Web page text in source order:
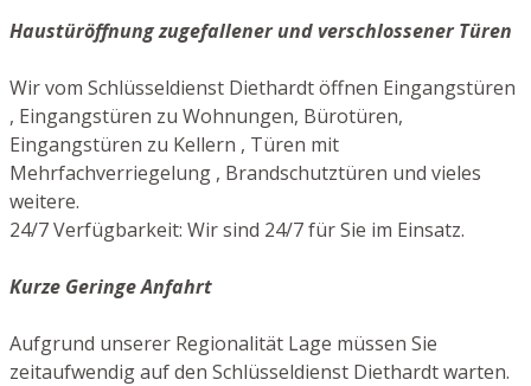
Haustüröffnung zugefallener und verschlossener Türen
Wir vom Schlüsseldienst Diethardt öffnen Eingangstüren
, Eingangstüren zu Wohnungen, Bürotüren,
Eingangstüren zu Kellern , Türen mit
Mehrfachverriegelung , Brandschutztüren und vieles
weitere.
24/7 Verfügbarkeit: Wir sind 24/7 für Sie im Einsatz.
Kurze Geringe Anfahrt
Aufgrund unserer Regionalität Lage müssen Sie
zeitaufwendig auf den Schlüsseldienst Diethardt warten.